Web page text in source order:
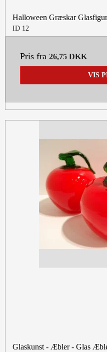
Halloween Græskar
ID 12
Pris fra 26,75 DKK
VIS
Glaskunst - Æbler - Glas